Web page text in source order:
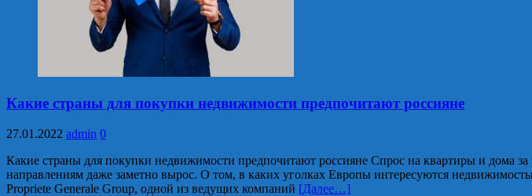
Какие страны для покупки недвижимости предпочитают россияне
27.01.2022 admin 0
Какие страны для покупки недвижимости предпочитают россияне Спрос на квартиры и дома
направлениям даже заметно вырос. О том, в каких уголках Европы интересуются
Propriete Generale Group, одной из ведущих компаний [Далее…]